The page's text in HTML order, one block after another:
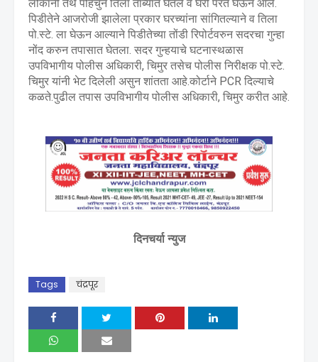
लोकांनी तेथे पोहचुन तिला ताब्यात घेतले व घरी परत घेऊन आले.
पिडीतेने आजरोजी झालेला प्रकार घरच्यांना सांगितल्याने व तिला
पो.स्टे. ला घेऊन आल्याने पिडीतेच्या तोंडी रिपोर्टवरुन सदरचा गुन्हा
नोंद करुन तपासात घेतला. सदर गुन्हयाचे घटनास्थळास
उपविभागीय पोलीस अधिकारी, चिमुर तसेच पोलीस निरीक्षक पो.स्टे.
चिमुर यांनी भेट दिलेली असुन शांतता आहे.कोर्टाने PCR दिल्याचे
कळते.पुढील तपास उपविभागीय पोलीस अधिकारी, चिमुर करीत आहे.
दिनचर्या न्युज
Tags चंद्रपूर